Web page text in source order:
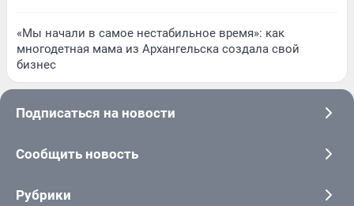
«Мы начали в самое нестабильное время»: как
многодетная мама из Архангельска создала свой
бизнес
Подписаться на новости
Сообщить новость
Рубрики